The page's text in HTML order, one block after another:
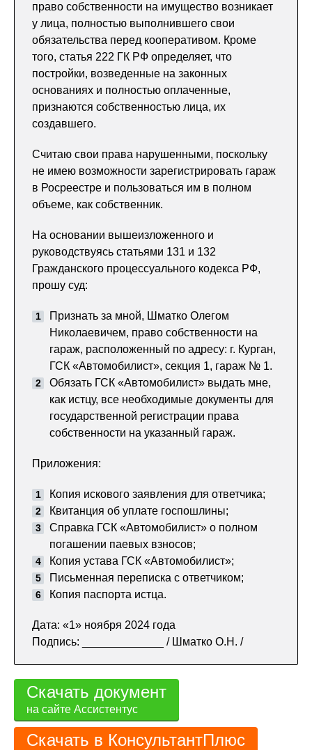
право собственности на имущество возникает
у лица, полностью выполнившего свои
обязательства перед кооперативом. Кроме
того, статья 222 ГК РФ определяет, что
постройки, возведенные на законных
основаниях и полностью оплаченные,
признаются собственностью лица, их
создавшего.
Считаю свои права нарушенными, поскольку
не имею возможности зарегистрировать гараж
в Росреестре и пользоваться им в полном
объеме, как собственник.
На основании вышеизложенного и
руководствуясь статьями 131 и 132
Гражданского процессуального кодекса РФ,
прошу суд:
Признать за мной, Шматко Олегом
Николаевичем, право собственности на
гараж, расположенный по адресу: г. Курган,
ГСК «Автомобилист», секция 1, гараж № 1.
Обязать ГСК «Автомобилист» выдать мне,
как истцу, все необходимые документы для
государственной регистрации права
собственности на указанный гараж.
Приложения:
Копия искового заявления для ответчика;
Квитанция об уплате госпошлины;
Справка ГСК «Автомобилист» о полном
погашении паевых взносов;
Копия устава ГСК «Автомобилист»;
Письменная переписка с ответчиком;
Копия паспорта истца.
Дата: «1» ноября 2024 года
Подпись: _____________ / Шматко О.Н. /
Скачать документ
на сайте Ассистентус
Скачать в КонсультантПлюс